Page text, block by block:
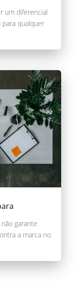
um diferencial
qualquer
garante
a marca no